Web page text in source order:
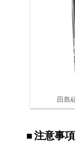
田島
注意事項